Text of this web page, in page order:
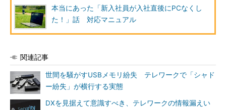
本当にあった「新入社員が入社直後にPCなくし
た！」話 対応マニュアル
関連記事
世間を騒がすUSBメモリ紛失 テレワークで「シャド
ー紛失」が横行する実態
DXを見据えて意識すべき、テレワークの情報漏えい